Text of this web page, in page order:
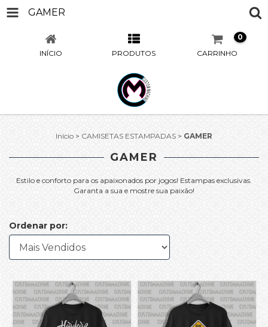
GAMER
INÍCIO PRODUTOS CARRINHO
0
Início > CAMISETAS ESTAMPADAS > GAMER
GAMER
Estilo e conforto para os apaixonados por jogos! Estampas exclusivas.
Garanta a sua e mostre sua paixão!
Ordenar por: